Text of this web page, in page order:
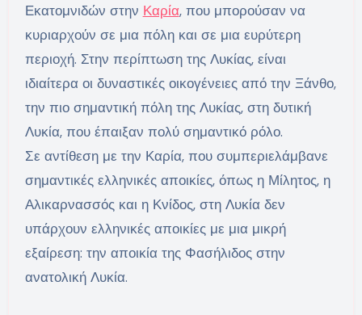
Εκατομνιδών στην Καρία, που μπορούσαν να
κυριαρχούν σε μια πόλη και σε μια ευρύτερη
περιοχή. Στην περίπτωση της Λυκίας, είναι
ιδιαίτερα οι δυναστικές οικογένειες από την Ξάνθο,
την πιο σημαντική πόλη της Λυκίας, στη δυτική
Λυκία, που έπαιξαν πολύ σημαντικό ρόλο.
Σε αντίθεση με την Καρία, που συμπεριελάμβανε
σημαντικές ελληνικές αποικίες, όπως η Μίλητος, η
Αλικαρνασσός και η Κνίδος, στη Λυκία δεν
υπάρχουν ελληνικές αποικίες με μια μικρή
εξαίρεση: την αποικία της Φασήλιδος στην
ανατολική Λυκία.